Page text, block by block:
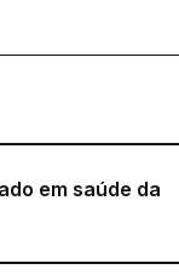
em saúde da